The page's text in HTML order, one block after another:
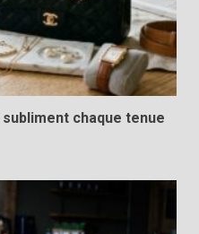
chaque tenue